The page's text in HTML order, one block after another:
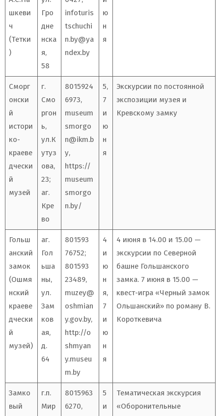
шкеви
ч
(Тетки
)
Гро
дне
нска
я,
58
infoturis
tschuchi
n.by@ya
ndex.by
ю
н
я
Сморг
онски
й
истори
ко-
краеве
дчески
й
музей
г.
Смо
ргон
ь,
ул.К
утуз
ова,
23;
аг.
Кре
во
8015924
6973,
museum
smorgo
n@ikm.b
y,
https://
museum
smorgo
n.by/
5,
7
и
ю
н
я
Экскурсии по постоянной
экспозиции музея и
Кревскому замку
Гольш
анский
замок
(Ошмя
нский
краеве
дчески
й
музей)
аг.
Гол
ьша
ны,
ул.
Зам
ков
ая,
д.
64
801593
76752;
801593
23489,
muzey@
oshmian
y.gov.by,
http://o
shmyan
y.museu
m.by
4
и
ю
н
я,
7
и
ю
н
я
4 июня в 14.00 и 15.00 —
экскурсии по Северной
башне Гольшанского
замка. 7 июня в 15.00 —
квест-игра «Черный замок
Ольшанский» по роману В.
Короткевича
Замко
вый
г.п.
Мир
8015963
6270,
5
и
Тематическая экскурсия
«Оборонительные